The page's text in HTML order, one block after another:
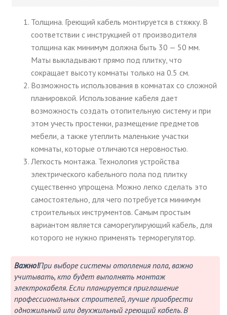
Толщина. Греющий кабель монтируется в стяжку. В
соответствии с инструкцией от производителя
толщина как минимум должна быть 30 — 50 мм.
Маты выкладывают прямо под плитку, что
сокращает высоту комнаты только на 0.5 см.
Возможность использования в комнатах со сложной
планировкой. Использование кабеля дает
возможность создать отопительную систему и при
этом учесть простенки, размещение предметов
мебели, а также утеплить маленькие участки
комнаты, которые отличаются неровностью.
Легкость монтажа. Технология устройства
электрического кабельного пола под плитку
существенно упрощена. Можно легко сделать это
самостоятельно, для чего потребуется минимум
строительных инструментов. Самым простым
вариантом является саморегулирующий кабель, для
которого не нужно применять терморегулятор.
Важно!При выборе системы отопления пола, важно
учитывать, кто будет выполнять монтаж
электрокабеля. Если планируется приглашение
профессиональных строителей, лучше приобрести
одножильный или двухжильный греющий кабель. В